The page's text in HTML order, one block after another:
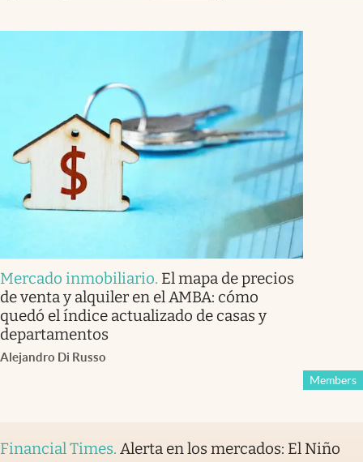
Mercado inmobiliario. El mapa de precios
de venta y alquiler en el AMBA: cómo
quedó el índice actualizado de casas y
departamentos
Alejandro Di Russo
Members
Financial Times. Alerta en los mercados: El Niño